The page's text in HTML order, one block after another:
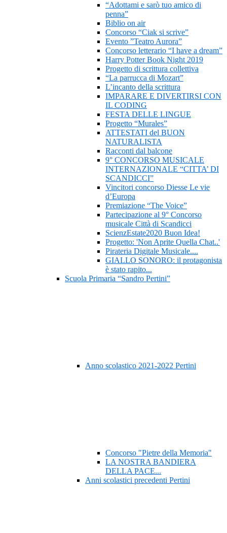
“Adottami e sarò tuo amico di
penna”
Biblio on air
Concorso “Ciak si scrive”
Evento ”Teatro Aurora”
Concorso letterario “I have a dream”
Harry Potter Book Night 2019
Progetto di scrittura collettiva
“La parrucca di Mozart”
L’incanto della scrittura
IMPARARE E DIVERTIRSI CON
IL CODING
FESTA DELLE LINGUE
Progetto “Murales”
ATTESTATI del BUON
NATURALISTA
Racconti dal balcone
9° CONCORSO MUSICALE
INTERNAZIONALE “CITTA’ DI
SCANDICCI”
Vincitori concorso Diesse Le vie
d’Europa
Premiazione “The Voice”
Partecipazione al 9° Concorso
musicale Città di Scandicci
ScienzEstate2020 Buon Idea!
Progetto: 'Non Aprite Quella Chat..'
Pirateria Digitale Musicale....
GIALLO SONORO: il protagonista
è stato rapito...
Scuola Primaria “Sandro Pertini”
Anno scolastico 2021-2022 Pertini
Concorso "Pietre della Memoria"
LA NOSTRA BANDIERA
DELLA PACE...
Anni scolastici precedenti Pertini